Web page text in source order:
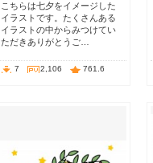
こちらは七夕をイメージした
イラストです。たくさんある
イラストの中からみつけてい
ただきありがとうご…
7 2,106 761.6